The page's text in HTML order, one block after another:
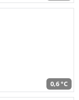
0,6 °C